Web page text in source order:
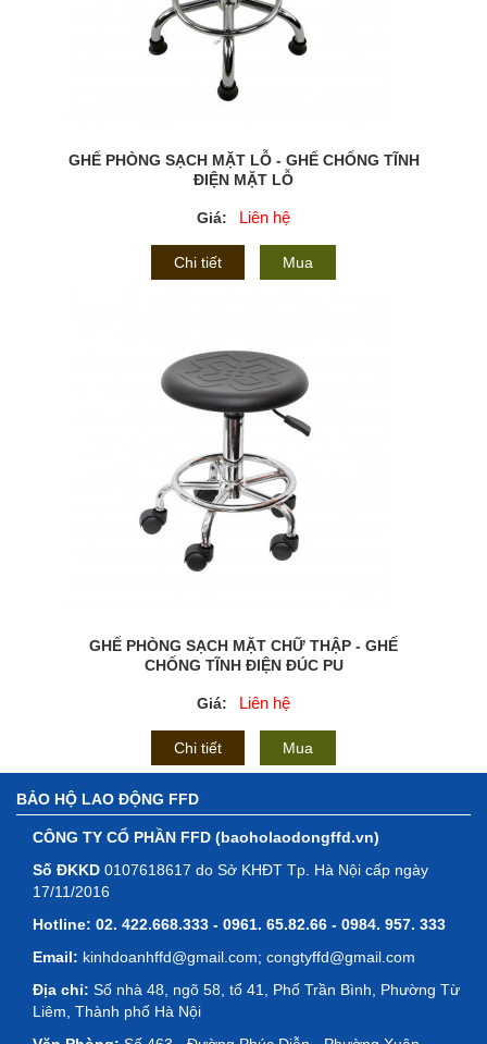
GHẾ PHÒNG SẠCH MẶT LỖ - GHẾ CHỐNG TĨNH
ĐIỆN MẶT LỖ
Giá: Liên hệ
Chi tiết Mua
GHẾ PHÒNG SẠCH MẶT CHỮ THẬP - GHẾ
CHỐNG TĨNH ĐIỆN ĐÚC PU
Giá: Liên hệ
Chi tiết Mua
BẢO HỘ LAO ĐỘNG FFD
CÔNG TY CỔ PHẦN FFD (baoholaodongffd.vn)
Số ĐKKD 0107618617 do Sở KHĐT Tp. Hà Nội cấp ngày
17/11/2016
Hotline: 02. 422.668.333 - 0961. 65.82.66 - 0984. 957. 333
Email: kinhdoanhffd@gmail.com; congtyffd@gmail.com
Địa chỉ: Số nhà 48, ngõ 58, tổ 41, Phố Trần Bình, Phường Từ
Liêm, Thành phố Hà Nội